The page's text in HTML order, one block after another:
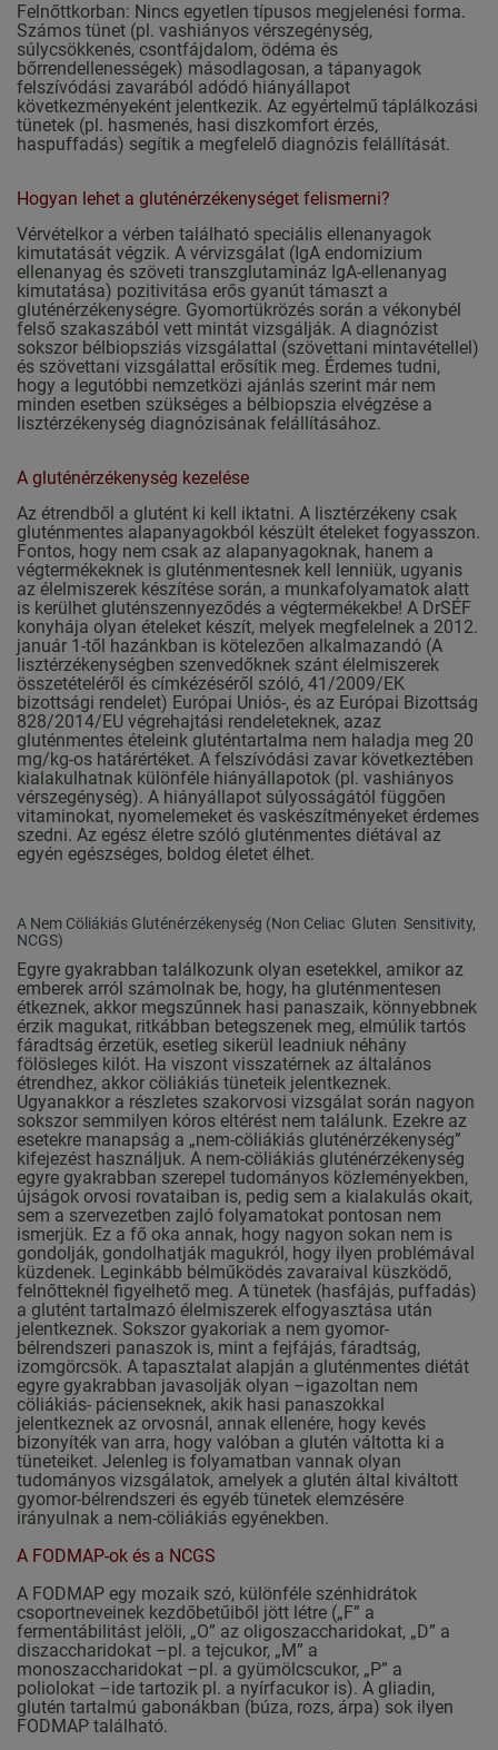
Felnőttkorban: Nincs egyetlen típusos megjelenési forma.
Számos tünet (pl. vashiányos vérszegénység,
súlycsökkenés, csontfájdalom, ödéma és
bőrrendellenességek) másodlagosan, a tápanyagok
felszívódási zavarából adódó hiányállapot
következményeként jelentkezik. Az egyértelmű táplálkozási
tünetek (pl. hasmenés, hasi diszkomfort érzés,
haspuffadás) segítik a megfelelő diagnózis felállítását.
Hogyan lehet a gluténérzékenységet felismerni?
Vérvételkor a vérben található speciális ellenanyagok
kimutatását végzik. A vérvizsgálat (IgA endomizium
ellenanyag és szöveti transzglutamináz IgA-ellenanyag
kimutatása) pozitivitása erős gyanút támaszt a
gluténérzékenységre. Gyomortükrözés során a vékonybél
felső szakaszából vett mintát vizsgálják. A diagnózist
sokszor bélbiopsziás vizsgálattal (szövettani mintavétellel)
és szövettani vizsgálattal erősítik meg. Érdemes tudni,
hogy a legutóbbi nemzetközi ajánlás szerint már nem
minden esetben szükséges a bélbiopszia elvégzése a
lisztérzékenység diagnózisának felállításához.
A gluténérzékenység kezelése
Az étrendből a glutént ki kell iktatni. A lisztérzékeny csak
gluténmentes alapanyagokból készült ételeket fogyasszon.
Fontos, hogy nem csak az alapanyagoknak, hanem a
végtermékeknek is gluténmentesnek kell lenniük, ugyanis
az élelmiszerek készítése során, a munkafolyamatok alatt
is kerülhet gluténszennyeződés a végtermékekbe! A DrSÉF
konyhája olyan ételeket készít, melyek megfelelnek a 2012.
január 1-től hazánkban is kötelezően alkalmazandó (A
lisztérzékenységben szenvedőknek szánt élelmiszerek
összetételéről és címkézéséről szóló, 41/2009/EK
bizottsági rendelet) Európai Uniós-, és az Európai Bizottság
828/2014/EU végrehajtási rendeleteknek, azaz
gluténmentes ételeink gluténtartalma nem haladja meg 20
mg/kg-os határértéket. A felszívódási zavar következtében
kialakulhatnak különféle hiányállapotok (pl. vashiányos
vérszegénység). A hiányállapot súlyosságától függően
vitaminokat, nyomelemeket és vaskészítményeket érdemes
szedni. Az egész életre szóló gluténmentes diétával az
egyén egészséges, boldog életet élhet.
A Nem Cöliákiás Gluténérzékenység (Non Celiac Gluten Sensitivity,
NCGS)
Egyre gyakrabban találkozunk olyan esetekkel, amikor az
emberek arról számolnak be, hogy, ha gluténmentesen
étkeznek, akkor megszűnnek hasi panaszaik, könnyebbnek
érzik magukat, ritkábban betegszenek meg, elmúlik tartós
fáradtság érzetük, esetleg sikerül leadniuk néhány
fölösleges kilót. Ha viszont visszatérnek az általános
étrendhez, akkor cöliákiás tüneteik jelentkeznek.
Ugyanakkor a részletes szakorvosi vizsgálat során nagyon
sokszor semmilyen kóros eltérést nem találunk. Ezekre az
esetekre manapság a „nem-cöliákiás gluténérzékenység”
kifejezést használjuk. A nem-cöliákiás gluténérzékenység
egyre gyakrabban szerepel tudományos közleményekben,
újságok orvosi rovataiban is, pedig sem a kialakulás okait,
sem a szervezetben zajló folyamatokat pontosan nem
ismerjük. Ez a fő oka annak, hogy nagyon sokan nem is
gondolják, gondolhatják magukról, hogy ilyen problémával
küzdenek. Leginkább bélműködés zavaraival küszködő,
felnőtteknél figyelhető meg. A tünetek (hasfájás, puffadás)
a glutént tartalmazó élelmiszerek elfogyasztása után
jelentkeznek. Sokszor gyakoriak a nem gyomor-
bélrendszeri panaszok is, mint a fejfájás, fáradtság,
izomgörcsök. A tapasztalat alapján a gluténmentes diétát
egyre gyakrabban javasolják olyan –igazoltan nem
cöliákiás- pácienseknek, akik hasi panaszokkal
jelentkeznek az orvosnál, annak ellenére, hogy kevés
bizonyíték van arra, hogy valóban a glutén váltotta ki a
tüneteiket. Jelenleg is folyamatban vannak olyan
tudományos vizsgálatok, amelyek a glutén által kiváltott
gyomor-bélrendszeri és egyéb tünetek elemzésére
irányulnak a nem-cöliákiás egyénekben.
A FODMAP-ok és a NCGS
A FODMAP egy mozaik szó, különféle szénhidrátok
csoportneveinek kezdőbetűiből jött létre („F” a
fermentábilitást jelöli, „O” az oligoszaccharidokat, „D” a
diszaccharidokat –pl. a tejcukor, „M” a
monoszaccharidokat –pl. a gyümölcscukor, „P” a
poliolokat –ide tartozik pl. a nyírfacukor is). A gliadin,
glutén tartalmú gabonákban (búza, rozs, árpa) sok ilyen
FODMAP található.